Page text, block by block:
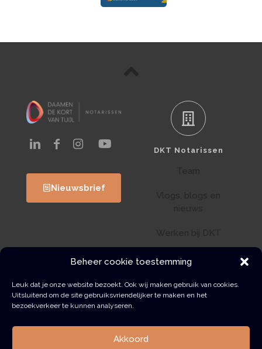
Beheer cookie toestemming
Leuk dat je onze website bezoekt. Ook wij maken gebruik van cookies.
Uitsluitend om de site gebruiksvriendelijker te maken en het
bezoekverkeer te kunnen analyseren.
Akkoord
Nieuwsbrief
DKT Notarissen
Klantenportaal
Wwft